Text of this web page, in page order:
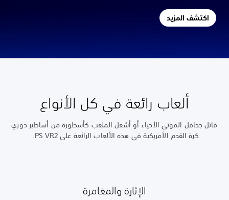
اكتشف المزيد
ألعاب رائعة في كل الأنواع
قاتل جحافل الموتى الأحياء أو أشعل الملعب كأسطورة من أساطير دوري
كرة القدم الأمريكية في هذه الألعاب الرائعة على PS VR2.
الإثارة والمغامرة